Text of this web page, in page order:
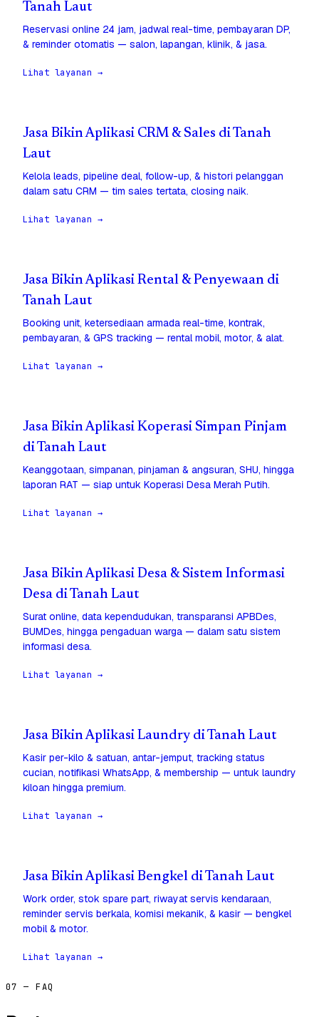
Tanah Laut
Reservasi online 24 jam, jadwal real-time, pembayaran DP,
& reminder otomatis — salon, lapangan, klinik, & jasa.
Lihat layanan →
Jasa Bikin Aplikasi CRM & Sales di Tanah
Laut
Kelola leads, pipeline deal, follow-up, & histori pelanggan
dalam satu CRM — tim sales tertata, closing naik.
Lihat layanan →
Jasa Bikin Aplikasi Rental & Penyewaan di
Tanah Laut
Booking unit, ketersediaan armada real-time, kontrak,
pembayaran, & GPS tracking — rental mobil, motor, & alat.
Lihat layanan →
Jasa Bikin Aplikasi Koperasi Simpan Pinjam
di Tanah Laut
Keanggotaan, simpanan, pinjaman & angsuran, SHU, hingga
laporan RAT — siap untuk Koperasi Desa Merah Putih.
Lihat layanan →
Jasa Bikin Aplikasi Desa & Sistem Informasi
Desa di Tanah Laut
Surat online, data kependudukan, transparansi APBDes,
BUMDes, hingga pengaduan warga — dalam satu sistem
informasi desa.
Lihat layanan →
Jasa Bikin Aplikasi Laundry di Tanah Laut
Kasir per-kilo & satuan, antar-jemput, tracking status
cucian, notifikasi WhatsApp, & membership — untuk laundry
kiloan hingga premium.
Lihat layanan →
Jasa Bikin Aplikasi Bengkel di Tanah Laut
Work order, stok spare part, riwayat servis kendaraan,
reminder servis berkala, komisi mekanik, & kasir — bengkel
mobil & motor.
Lihat layanan →
07 — FAQ